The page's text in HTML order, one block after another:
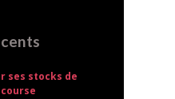
ses stocks de